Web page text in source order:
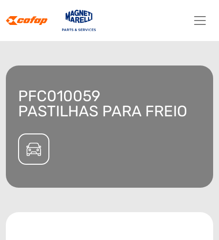
PFC010059
PASTILHAS PARA FREIO